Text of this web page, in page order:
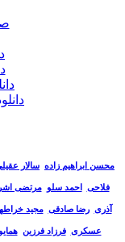
محسن ابراهیم زاده سالار
فلاحی احمد سلو مرتضی
آذری رضا صادقی مجید
عسکری فرزاد فرزین